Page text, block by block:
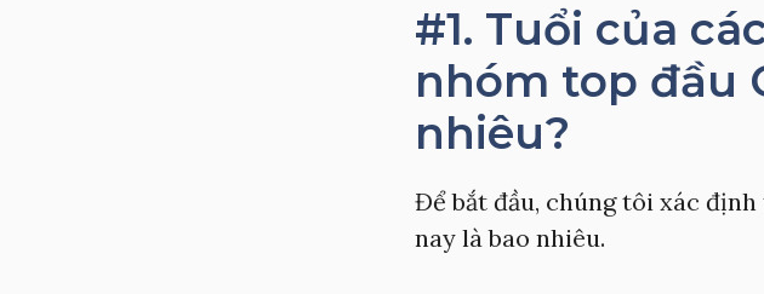
#1. Tuổi của
nhóm top đầu
nhiêu?
Để bắt đầu, chúng tôi xác
nay là bao nhiêu.